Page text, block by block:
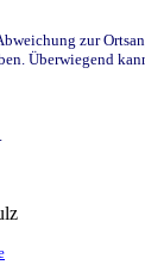
zur
Überwiegend